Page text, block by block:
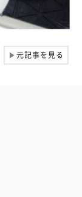
▶元記事を見る